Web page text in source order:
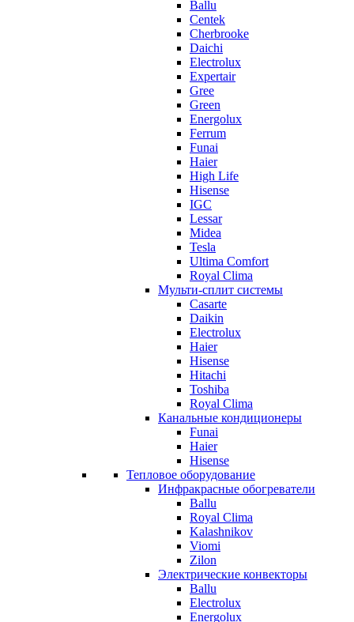
Ballu
Centek
Cherbrooke
Daichi
Electrolux
Expertair
Gree
Green
Energolux
Ferrum
Funai
Haier
High Life
Hisense
IGC
Lessar
Midea
Tesla
Ultima Comfort
Royal Clima
Мульти-сплит системы
Casarte
Daikin
Electrolux
Haier
Hisense
Hitachi
Toshiba
Royal Clima
Канальные кондиционеры
Funai
Haier
Hisense
Тепловое оборудование
Инфракрасные обогреватели
Ballu
Royal Clima
Kalashnikov
Viomi
Zilon
Электрические конвекторы
Ballu
Electrolux
Energolux